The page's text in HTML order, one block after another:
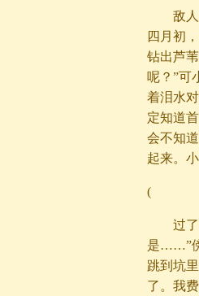
敌
四月初
钻出芦
呢？”可
着泪水
定知道
会不知
起来。
(
过
是……”
跳到坑
了。我